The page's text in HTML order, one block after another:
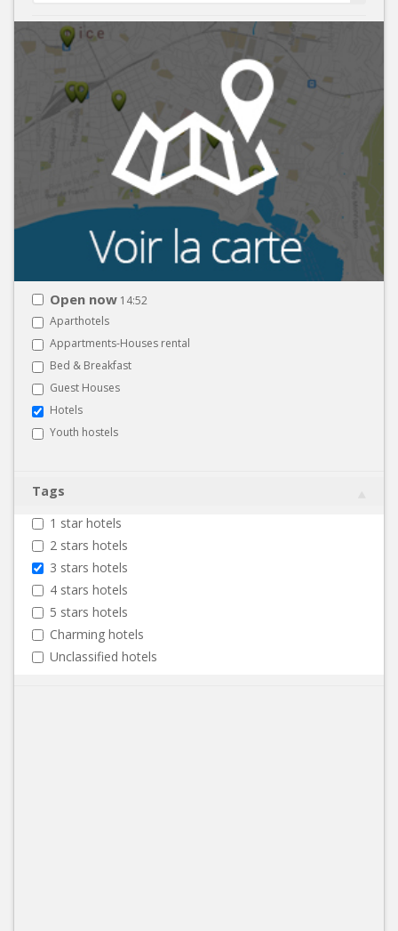
Open now 14:52
Aparthotels
Appartments-Houses rental
Bed & Breakfast
Guest Houses
Hotels
Youth hostels
Tags
1 star hotels
2 stars hotels
3 stars hotels
4 stars hotels
5 stars hotels
Charming hotels
Unclassified hotels